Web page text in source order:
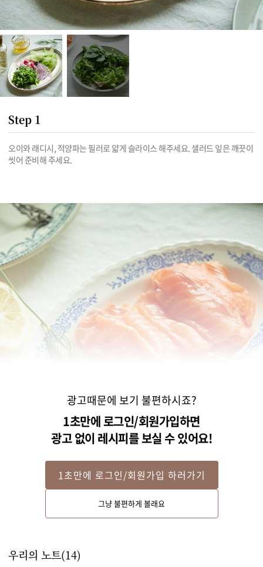
Step 1
오이와 래디시, 적양파는 필러로 얇게 슬라이스 해주세요. 샐러드 잎은 깨끗이
씻어 준비해 주세요.
연어는 얇게 썰어주세요.
광고때문에 보기 불편하시죠?
1초만에 로그인/회원가입하면
광고 없이 레시피를 보실 수 있어요!
1초만에 로그인/회원가입 하러가기
그냥 불편하게 볼래요
우리의 노트(14)